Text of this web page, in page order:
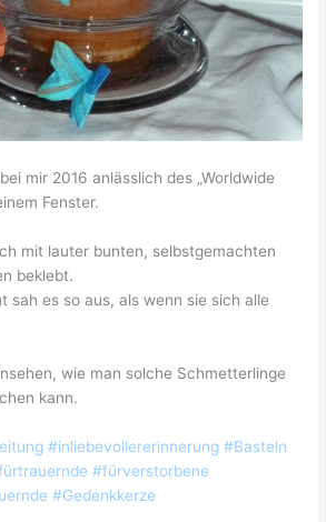
mir 2016 anlässlich des „Worldwide
Fenster.
mit lauter bunten, selbstgemachten
beklebt.
sah es so aus, als wenn sie sich alle
wie man solche Schmetterlinge
kann.
#inliebevollererinnerung #Basteln
#fürverstorbene
#Gedenkkerze